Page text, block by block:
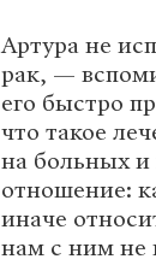
Артура не
рак, —
его быстро
что такое
на больных
отношение:
иначе
нам с ним не